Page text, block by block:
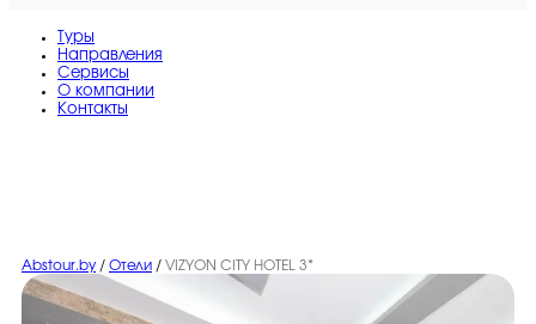
Туры
Направления
Сервисы
O компании
Контакты
Abstour.by / Отели / VIZYON CITY HOTEL 3*